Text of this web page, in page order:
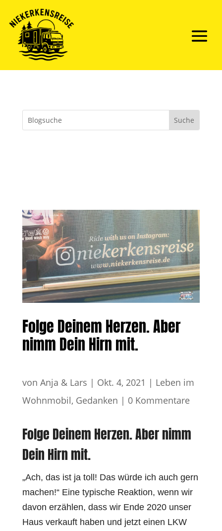
Folge Deinem Herzen. Aber
nimm Dein Hirn mit.
von Anja & Lars | Okt. 4, 2021 | Leben im
Wohnmobil, Gedanken | 0 Kommentare
Folge Deinem Herzen. Aber nimm
Dein Hirn mit.
„Ach, das ist ja toll! Das würde ich auch gern
machen!“ Eine typische Reaktion, wenn wir
davon erzählen, dass wir Ende 2020 unser
Haus verkauft haben und jetzt einen LKW